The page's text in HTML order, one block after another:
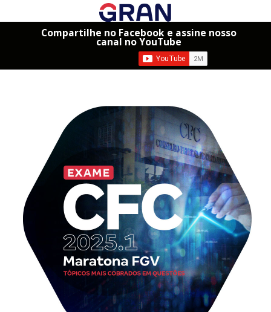
Compartilhe no Facebook e assine nosso
canal no YouTube